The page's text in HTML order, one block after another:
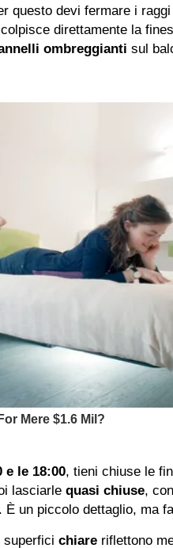
questo devi fermare i raggi
direttamente la
ombreggianti sul
e le 18:00, tieni chiuse le
lasciarle quasi chiuse,
un piccolo dettaglio, ma
superfici chiare riflettono